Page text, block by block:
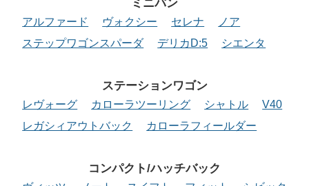
ミニバン
アルファード ヴォクシー セレナ
ノア
ステップワゴンスパーダ
デリカD:5 シエンタ
ステーションワゴン
レヴォーグ カローラツーリング シャトル
V40
レガシィアウトバック
カローラフィールダー
コンパクト/ハッチバック